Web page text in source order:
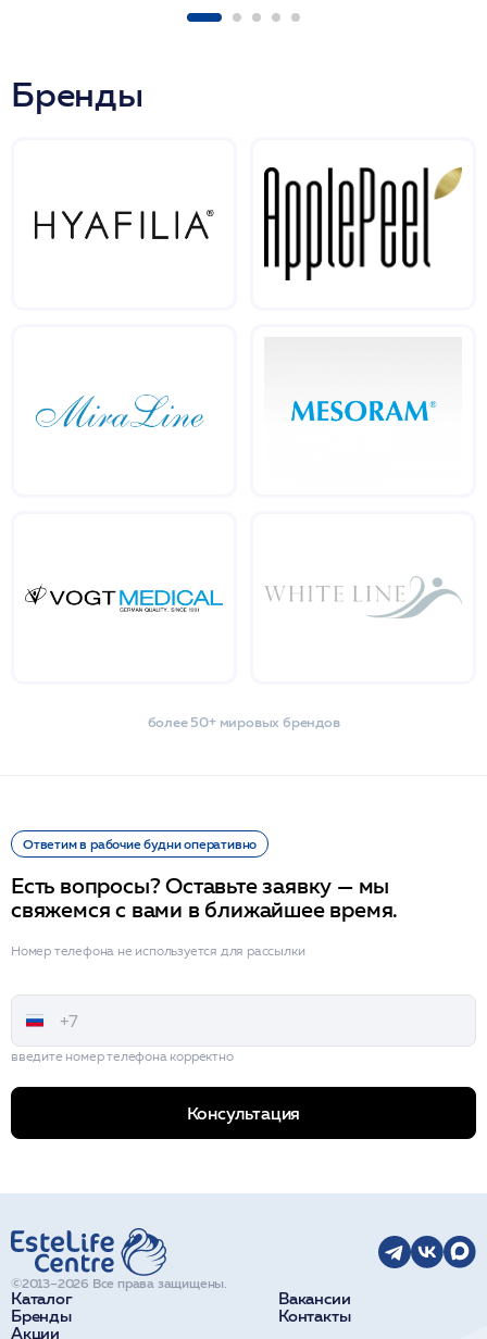
Бренды
более 50+ мировых брендов
Ответим в рабочие будни оперативно
Есть вопросы? Оставьте заявку — мы
свяжемся с вами в ближайшее время.
Номер телефона не используется для рассылки
введите номер телефона корректно
Консультация
Каталог
Бренды
Акции
Вакансии
Контакты
©2013–2026 Все права защищены.